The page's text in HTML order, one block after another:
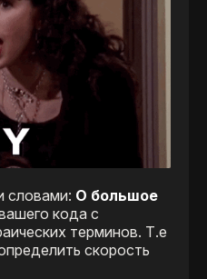
словами: О большое
кода с
терминов. Т.е
скорость